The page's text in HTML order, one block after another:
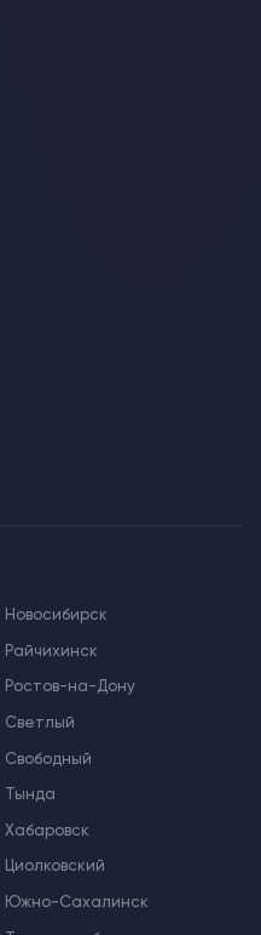
Новосибирск
Райчихинск
Ростов-на-Дону
Светлый
Свободный
Тында
Хабаровск
Циолковский
Южно-Сахалинск